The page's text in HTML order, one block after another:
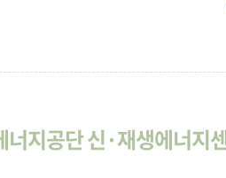
너지공단 신·재생에너지